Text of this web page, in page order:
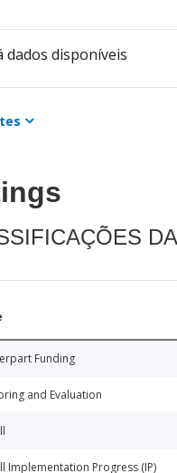
dados disponíveis
Funding
and Evaluation
Implementation Progress (IP)